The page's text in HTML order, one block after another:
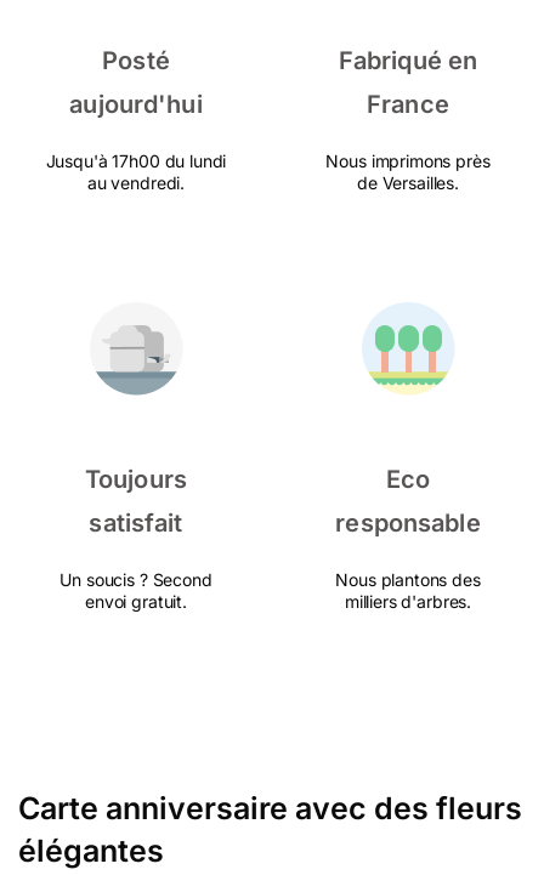
Posté
aujourd'hui
Jusqu'à 17h00 du lundi
au vendredi.
Fabriqué en
France
Nous imprimons près
de Versailles.
Toujours
satisfait
Un soucis ? Second
envoi gratuit.
Eco
responsable
Nous plantons des
milliers d'arbres.
Carte anniversaire avec des fleurs
élégantes